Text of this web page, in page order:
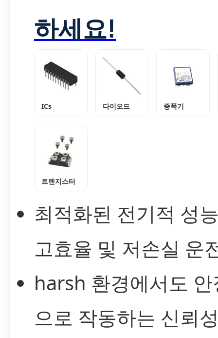
하세요!
ICs 다이오드 증폭기
트랜지스터
최적화된 전기적 성
고효율 및 저손실 운
harsh 환경에서도
으로 작동하는 신뢰